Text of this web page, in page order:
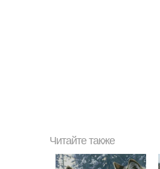
Читайте также